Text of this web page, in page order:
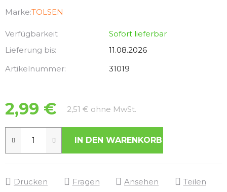
Marke:TOLSEN
Verfügbarkeit
Sofort lieferbar
Lieferung bis:
11.08.2026
Artikelnummer:
31019
2,99 € 2,51 € ohne MwSt.
IN DEN WARENKORB
Drucken Fragen Ansehen Teilen